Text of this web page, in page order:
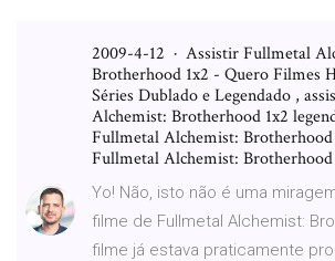
2009-4-12 · Assistir Fullmetal
Brotherhood 1x2 - Quero Filmes
Séries Dublado e Legendado ,
Alchemist: Brotherhood 1x2
Fullmetal Alchemist:
Fullmetal Alchemist: Brotherhood
Yo! Não, isto não é uma
filme de Fullmetal Alchemist:
filme já estava praticamente